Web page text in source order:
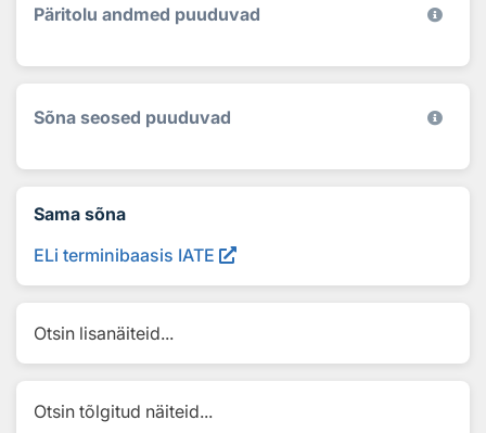
Päritolu andmed puuduvad
Sõna seosed puuduvad
Sama sõna
ELi terminibaasis IATE
Otsin lisanäiteid...
Otsin tõlgitud näiteid...